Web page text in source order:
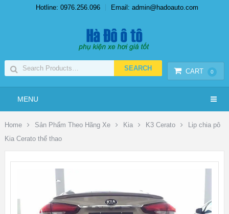
Hotline: 0976.256.096 Email: admin@hadoauto.com
CART 0
MENU
Home Sản Phẩm Theo Hãng Xe Kia K3 Cerato
Lip chia pô
Kia Cerato thể thao